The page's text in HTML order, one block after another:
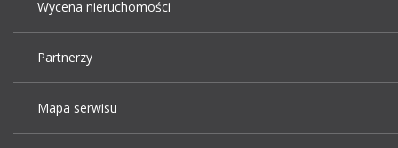
Wycena nieruchomości
Partnerzy
Mapa serwisu